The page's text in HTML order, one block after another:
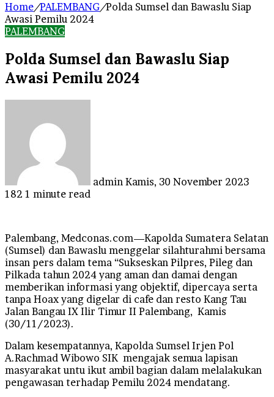
Home/PALEMBANG/Polda Sumsel dan Bawaslu Siap
Awasi Pemilu 2024
PALEMBANG
Polda Sumsel dan Bawaslu Siap
Awasi Pemilu 2024
admin Kamis, 30 November 2023
182 1 minute read
Palembang, Medconas.com—Kapolda Sumatera Selatan
(Sumsel) dan Bawaslu menggelar silahturahmi bersama
insan pers dalam tema “Sukseskan Pilpres, Pileg dan
Pilkada tahun 2024 yang aman dan damai dengan
memberikan informasi yang objektif, dipercaya serta
tanpa Hoax yang digelar di cafe dan resto Kang Tau
Jalan Bangau IX Ilir Timur II Palembang, Kamis
(30/11/2023).
Dalam kesempatannya, Kapolda Sumsel Irjen Pol
A.Rachmad Wibowo SIK mengajak semua lapisan
masyarakat untu ikut ambil bagian dalam melalakukan
pengawasan terhadap Pemilu 2024 mendatang.